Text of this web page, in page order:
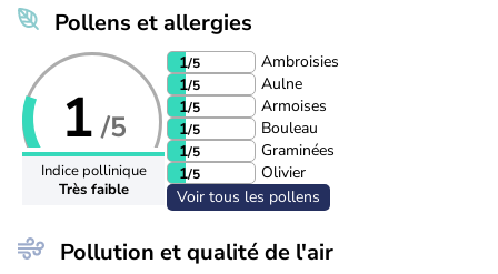
Pollens et allergies
1 /5
Indice pollinique
Très faible
1/5
Ambroisies
1/5
Aulne
1/5
Armoises
1/5
Bouleau
1/5
Graminées
1/5
Olivier
Voir tous les pollens
Pollution et qualité de l'air